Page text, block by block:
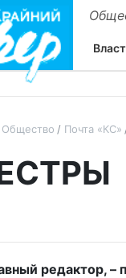
Общество Почта «КС»
редактор,